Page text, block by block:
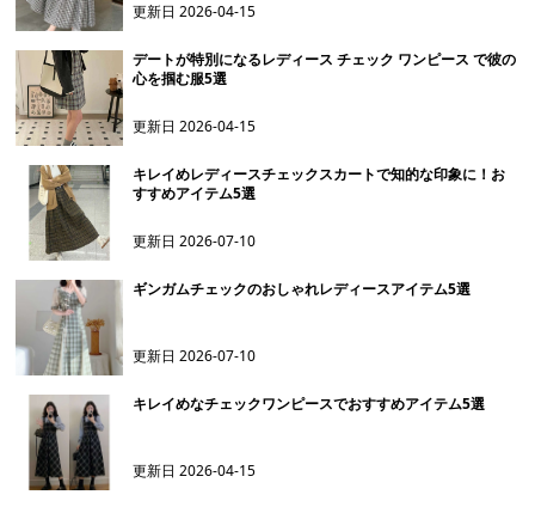
更新日2026-04-15
デートが特別になるレディース チェック ワンピース で彼の
心を掴む服5選
更新日2026-04-15
キレイめレディースチェックスカートで知的な印象に！お
すすめアイテム5選
更新日2026-07-10
ギンガムチェックのおしゃれレディースアイテム5選
更新日2026-07-10
キレイめなチェックワンピースでおすすめアイテム5選
更新日2026-04-15